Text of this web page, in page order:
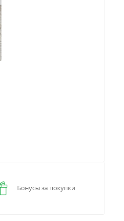
Бонусы за покупки